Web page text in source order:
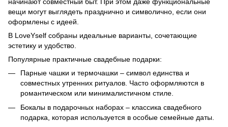
вещи могут выглядеть празднично и символично, если они
оформлены с идеей.
В LoveYself собраны идеальные варианты, сочетающие
эстетику и удобство.
Популярные практичные свадебные подарки:
Парные чашки и термочашки – символ единства и
совместных утренних ритуалов. Часто оформляются в
романтическом или минималистичном стиле.
Бокалы в подарочных наборах – классика свадебного
подарка, которая используется в особые семейные даты.